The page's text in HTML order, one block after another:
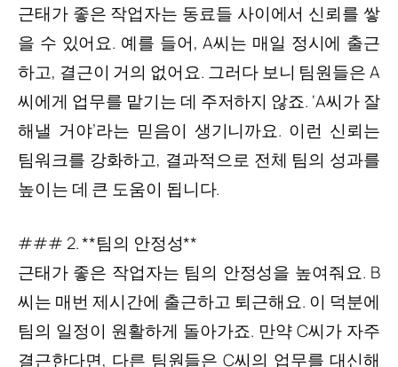
근태가 좋은 작업자는 동료들 사이에서 신뢰를 쌓
을 수 있어요. 예를 들어, A씨는 매일 정시에 출근
하고, 결근이 거의 없어요. 그러다 보니 팀원들은 A
씨에게 업무를 맡기는 데 주저하지 않죠. ‘A씨가 잘
해낼 거야’라는 믿음이 생기니까요. 이런 신뢰는
팀워크를 강화하고, 결과적으로 전체 팀의 성과를
높이는 데 큰 도움이 됩니다.
### 2. **팀의 안정성**
근태가 좋은 작업자는 팀의 안정성을 높여줘요. B
씨는 매번 제시간에 출근하고 퇴근해요. 이 덕분에
팀의 일정이 원활하게 돌아가죠. 만약 C씨가 자주
결근한다면, 다른 팀원들은 C씨의 업무를 대신해